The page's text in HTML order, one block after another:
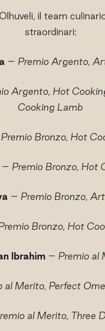
il team
straordinari:
– Premio Argento,
Argento, Hot
Cooking Lamb
Premio Bronzo, Hot
– Premio Bronzo, Hot
– Premio Bronzo,
Bronzo, Hot
Ibrahim– Premio al
al Merito, Perfect
al Merito, Three